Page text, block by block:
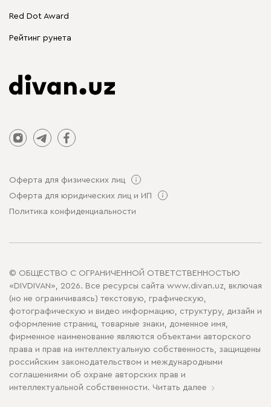
Столы и стулья
Red Dot Award
Рейтинг рунета
Оферта для физических лиц
Оферта для юридических лиц и ИП
Политика конфиденциальности
© ОБЩЕСТВО С ОГРАНИЧЕННОЙ ОТВЕТСТВЕННОСТЬЮ
«DIVDIVAN», 2026. Все ресурсы сайта www.divan.uz, включая
(но не ограничиваясь) текстовую, графическую,
фотографическую и видео информацию, структуру, дизайн и
оформление страниц, товарные знаки, доменное имя,
фирменное наименование являются объектами авторского
права и прав на интеллектуальную собственность, защищены
российским законодательством и международными
соглашениями об охране авторских прав и
интеллектуальной собственности. Читать далее